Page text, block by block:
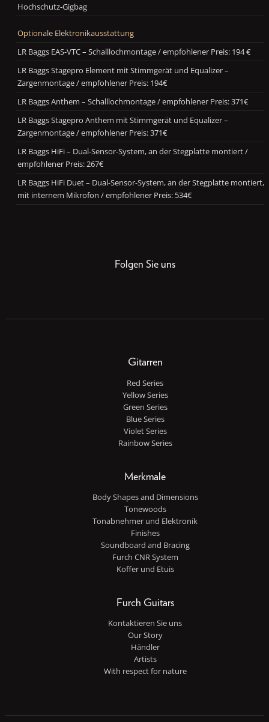
Hochschutz-Gigbag
Optionale Elektronikausstattung
LR Baggs EAS-VTC – Schalllochmontage / empfohlener Preis: 194 €
LR Baggs Stagepro Element mit Stimmgerät und Equalizer –
Zargenmontage / empfohlener Preis: 194€
LR Baggs Anthem – Schalllochmontage / empfohlener Preis: 371€
LR Baggs Stagepro Anthem mit Stimmgerät und Equalizer –
Zargenmontage / empfohlener Preis: 371€
LR Baggs HiFi – Dual-Sensor-System, an der Stegplatte montiert /
empfohlener Preis: 267€
LR Baggs HiFi Duet – Dual-Sensor-System, an der Stegplatte montiert,
mit internem Mikrofon / empfohlener Preis: 534€
Folgen Sie uns
Gitarren
Red Series
Yellow Series
Green Series
Blue Series
Violet Series
Rainbow Series
Merkmale
Body Shapes and Dimensions
Tonewoods
Tonabnehmer und Elektronik
Finishes
Soundboard and Bracing
Furch CNR System
Koffer und Etuis
Furch Guitars
Kontaktieren Sie uns
Our Story
Händler
Artists
With respect for nature